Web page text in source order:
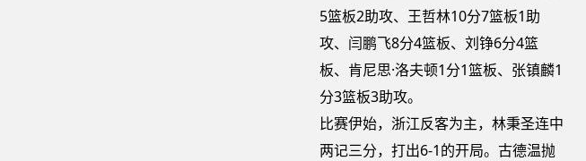
5篮板2助攻、王哲林10分7篮板1助
攻、闫鹏飞8分4篮板、刘铮6分4篮
板、肯尼思·洛夫顿1分1篮板、张镇麟1
分3篮板3助攻。
比赛伊始，浙江反客为主，林秉圣连中
两记三分，打出6-1的开局。古德温抛